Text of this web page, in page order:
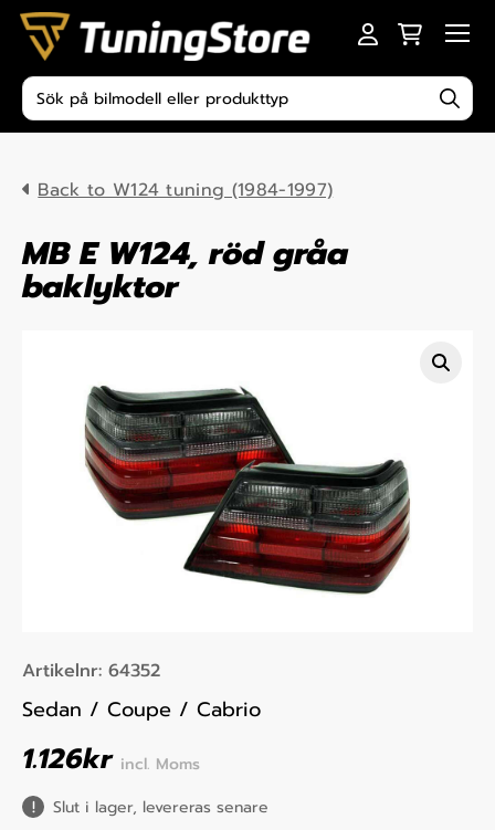
Skip to content
Produktsökning
Back to W124 tuning (1984-1997)
MB E W124, röd gråa
baklyktor
Artikelnr: 64352
Sedan / Coupe / Cabrio
1.126kr incl. Moms
Slut i lager, levereras senare